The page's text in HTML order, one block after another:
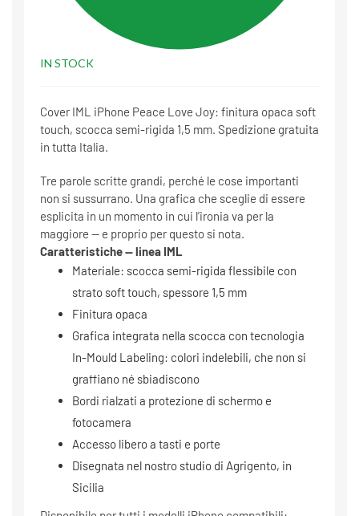
IN STOCK
Cover IML iPhone Peace Love Joy: finitura opaca soft
touch, scocca semi-rigida 1,5 mm. Spedizione gratuita
in tutta Italia.
Tre parole scritte grandi, perché le cose importanti
non si sussurrano. Una grafica che sceglie di essere
esplicita in un momento in cui l’ironia va per la
maggiore — e proprio per questo si nota.
Caratteristiche — linea IML
Materiale: scocca semi-rigida flessibile con
strato soft touch, spessore 1,5 mm
Finitura opaca
Grafica integrata nella scocca con tecnologia
In-Mould Labeling: colori indelebili, che non si
graffiano né sbiadiscono
Bordi rialzati a protezione di schermo e
fotocamera
Accesso libero a tasti e porte
Disegnata nel nostro studio di Agrigento, in
Sicilia